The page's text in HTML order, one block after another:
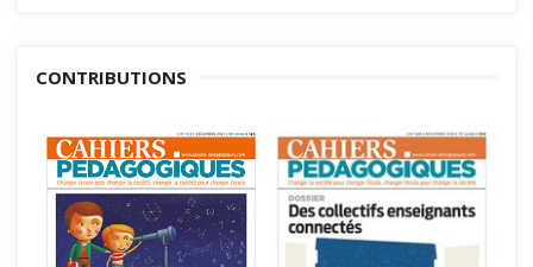
CONTRIBUTIONS